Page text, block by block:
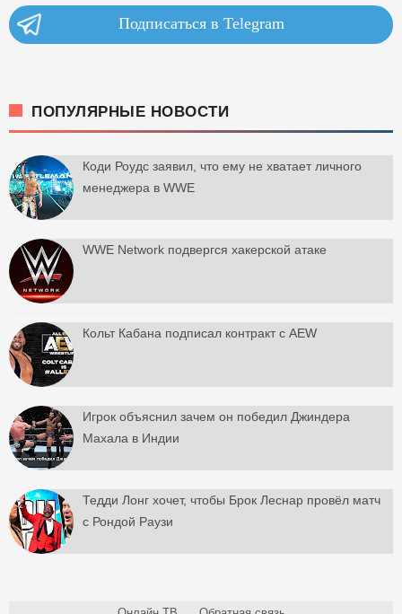
Подписаться в Telegram
ПОПУЛЯРНЫЕ НОВОСТИ
Коди Роудс заявил, что ему не хватает личного
менеджера в WWE
WWE Network подвергся хакерской атаке
Кольт Кабана подписал контракт с AEW
Игрок объяснил зачем он победил Джиндера
Махала в Индии
Тедди Лонг хочет, чтобы Брок Леснар провёл матч
с Рондой Раузи